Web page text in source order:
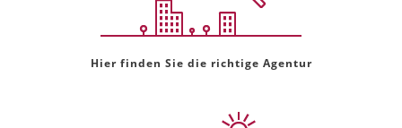
Hier finden Sie die richtige Agentur